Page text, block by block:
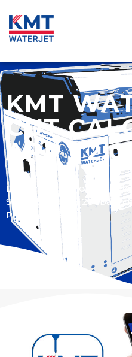
KMT
CUT
APP | 2.0
Die KMT Waterjet Cut
Schneiden bei 6.200bar
Produktivität!